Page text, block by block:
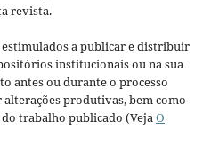
revista.
estimulados a publicar e distribuir
institucionais ou na sua
antes ou durante o processo
produtivas, bem como
trabalho publicado (VejaO